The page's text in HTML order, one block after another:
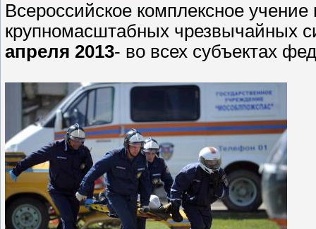
Всероссийское комплексное
крупномасштабных чрезвычайных
апреля 2013- во всех субъектах